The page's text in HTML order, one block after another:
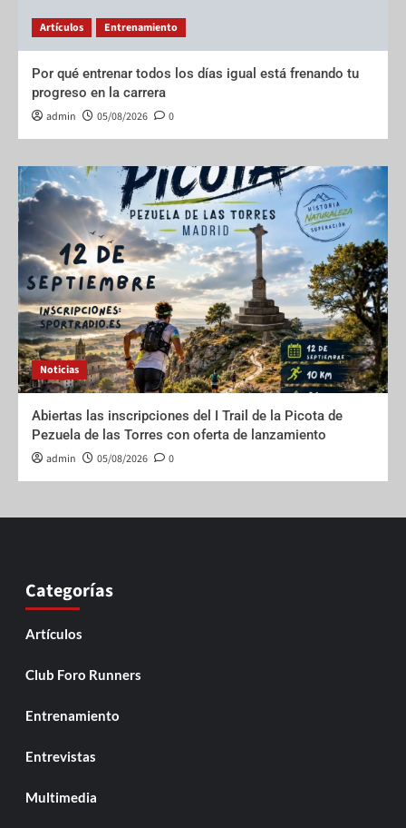
Artículos Entrenamiento
Por qué entrenar todos los días igual está frenando tu
progreso en la carrera
admin 05/08/2026 0
Noticias
Abiertas las inscripciones del I Trail de la Picota de
Pezuela de las Torres con oferta de lanzamiento
admin 05/08/2026 0
Categorías
Artículos
Club Foro Runners
Entrenamiento
Entrevistas
Multimedia